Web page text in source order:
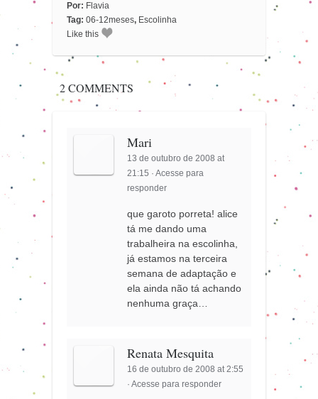
Por: Flavia
Tag: 06-12meses, Escolinha
Like this
2 COMMENTS
Mari
13 de outubro de 2008 at
21:15 ·Acesse para
responder
que garoto porreta! alice
tá me dando uma
trabalheira na escolinha,
já estamos na terceira
semana de adaptação e
ela ainda não tá achando
nenhuma graça…
Renata Mesquita
16 de outubro de 2008 at 2:55
·Acesse para responder